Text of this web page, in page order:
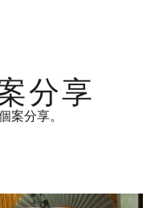
分享
案分享。